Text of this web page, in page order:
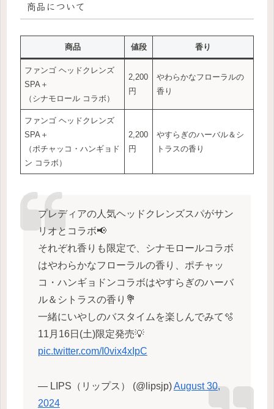
商品について
商品 値段 香り
ファンゴ ヘッドクレンズ
SPA＋
（シナモロール コラボ）
2,200
円
やわらかなフローラルの
香り
ファンゴ ヘッドクレンズ
SPA＋
（ポチャッコ・ハンギョド
ン コラボ）
2,200
円
やすらぎのハーバル＆シ
トラスの香り
プレディアの人気ヘッドクレンズスパがサン
リオとコラボ📢
それぞれ香りも限定で、シナモロールコラボ
はやわらかなフローラルの香り、ポチャッ
コ・ハンギョドンコラボはやすらぎのハーバ
ル＆シトラスの香り💐
一緒にいやしのバスタイムを楽しんでみて🫧
11月16日(土)限定発売💡
pic.twitter.com/I0vix4xIpC
— LIPS（リップス） (@lipsjp)August 30,
2024